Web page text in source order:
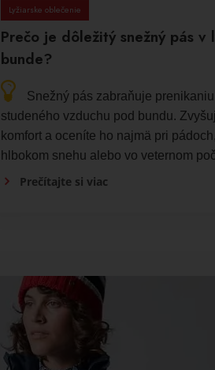
Lyžiarske oblečenie
Prečo je dôležitý snežný pás v
bunde?
Snežný pás zabraňuje
studeného vzduchu pod bundu.
komfort a oceníte ho najmä pri
hlbokom snehu alebo vo veternom
Prečítajte si viac